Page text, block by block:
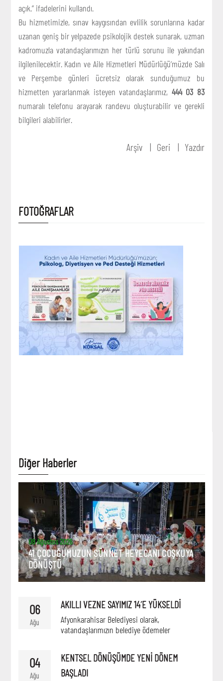
açık.” ifadelerini kullandı.
Bu hizmetimizle, sınav kaygısından evlilik sorunlarına kadar
uzanan geniş bir yelpazede psikolojik destek sunarak, uzman
kadromuzla vatandaşlarımızın her türlü sorunu ile yakından
ilgilenilecektir. Kadın ve Aile Hizmetleri Müdürlüğü’müzde Salı
ve Perşembe günleri ücretsiz olarak sunduğumuz bu
hizmetten yararlanmak isteyen vatandaşlarımız, 444 03 83
numaralı telefonu arayarak randevu oluşturabilir ve gerekli
bilgileri alabilirler.
Arşiv Geri Yazdır
FOTOĞRAFLAR
Diğer Haberler
08 Ağustos 2026
41 ÇOCUĞUMUZUN SÜNNET HEYECANI COŞKUYA
DÖNÜŞTÜ
06
Ağu
AKILLI VEZNE SAYIMIZ 14´E YÜKSELDİ
Afyonkarahisar Belediyesi olarak,
vatandaşlarımızın belediye ödemeler
04
Ağu
KENTSEL DÖNÜŞÜMDE YENİ DÖNEM
BAŞLADI